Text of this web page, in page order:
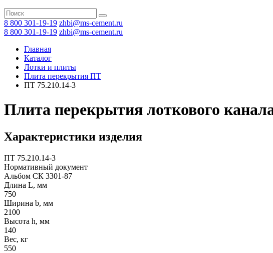
8 800 301-19-19 zhbi@ms-cement.ru
8 800 301-19-19 zhbi@ms-cement.ru
Главная
Каталог
Лотки и плиты
Плита перекрытия ПТ
ПТ 75.210.14-3
Плита перекрытия лоткового
Характеристики изделия
ПТ 75.210.14-3
Нормативный документ
Альбом СК 3301-87
Длина L, мм
750
Ширина b, мм
2100
Высота h, мм
140
Вес, кг
550